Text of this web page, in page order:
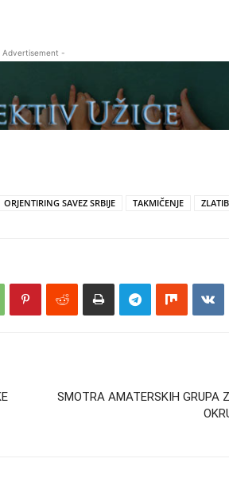
-
ORJENTIRING SAVEZ SRBIJE TAKMIČENJE
SMOTRA AMATERSKIH GRUPA